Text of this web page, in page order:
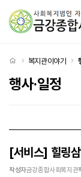
처음으로
복지관이야기
행사·일정
[서비스] 힐링
작성자금강종합사회복지관